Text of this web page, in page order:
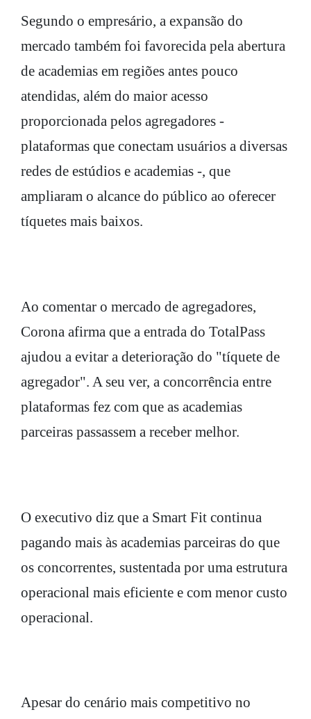
Segundo o empresário, a expansão do
mercado também foi favorecida pela abertura
de academias em regiões antes pouco
atendidas, além do maior acesso
proporcionada pelos agregadores -
plataformas que conectam usuários a diversas
redes de estúdios e academias -, que
ampliaram o alcance do público ao oferecer
tíquetes mais baixos.
Ao comentar o mercado de agregadores,
Corona afirma que a entrada do TotalPass
ajudou a evitar a deterioração do "tíquete de
agregador". A seu ver, a concorrência entre
plataformas fez com que as academias
parceiras passassem a receber melhor.
O executivo diz que a Smart Fit continua
pagando mais às academias parceiras do que
os concorrentes, sustentada por uma estrutura
operacional mais eficiente e com menor custo
operacional.
Apesar do cenário mais competitivo no